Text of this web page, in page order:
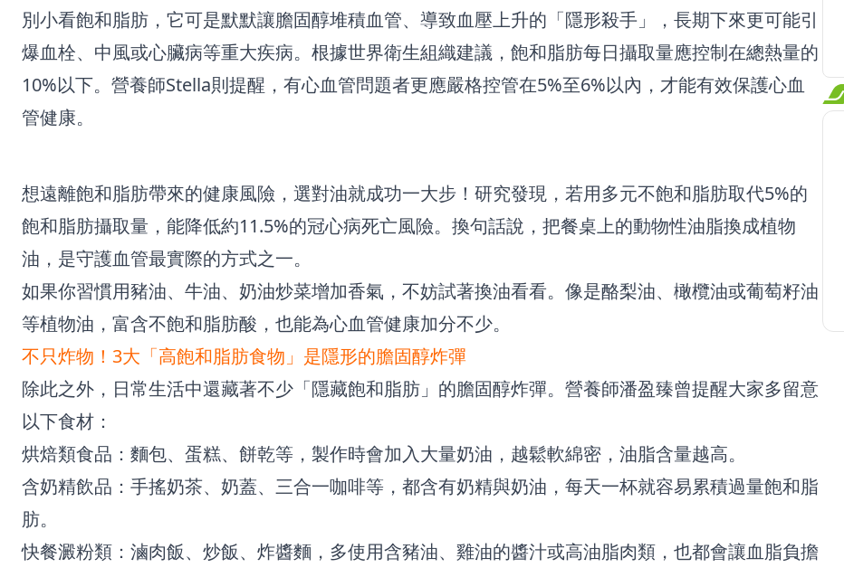
別小看飽和脂肪，它可是默默讓膽固醇堆積血管、導致血壓上升的「隱形殺手」，長期下來更可能引
爆血栓、中風或心臟病等重大疾病。根據世界衛生組織建議，飽和脂肪每日攝取量應控制在總熱量的
10%以下。營養師Stella則提醒，有心血管問題者更應嚴格控管在5%至6%以內，才能有效保護心血
管健康。
想遠離飽和脂肪帶來的健康風險，選對油就成功一大步！研究發現，若用多元不飽和脂肪取代5%的
飽和脂肪攝取量，能降低約11.5%的冠心病死亡風險。換句話說，把餐桌上的動物性油脂換成植物
油，是守護血管最實際的方式之一。
如果你習慣用豬油、牛油、奶油炒菜增加香氣，不妨試著換油看看。像是酪梨油、橄欖油或葡萄籽油
等植物油，富含不飽和脂肪酸，也能為心血管健康加分不少。
不只炸物！3大「高飽和脂肪食物」是隱形的膽固醇炸彈
除此之外，日常生活中還藏著不少「隱藏飽和脂肪」的膽固醇炸彈。營養師潘盈臻曾提醒大家多留意
以下食材：
烘焙類食品：麵包、蛋糕、餅乾等，製作時會加入大量奶油，越鬆軟綿密，油脂含量越高。
含奶精飲品：手搖奶茶、奶蓋、三合一咖啡等，都含有奶精與奶油，每天一杯就容易累積過量飽和脂
肪。
快餐澱粉類：滷肉飯、炒飯、炸醬麵，多使用含豬油、雞油的醬汁或高油脂肉類，也都會讓血脂負擔